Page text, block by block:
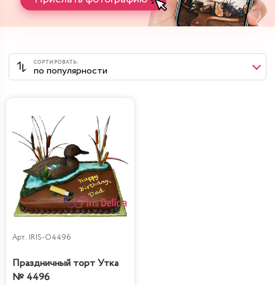
Арт. IRIS-O4496
Праздничный торт Утка
№ 4496